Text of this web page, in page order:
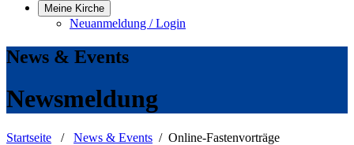
Meine Kirche
Neuanmeldung / Login
News & Events
Newsmeldung
Startseite / News & Events / Online-Fastenvorträge